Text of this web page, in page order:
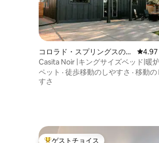
コロラド・スプリングスの一
軒家
レビ
4.97
Casita Noir |キングサイズベッド|暖
ェンス付き庭
ペット · 徒歩移動のしやすさ · 移動の
すさ
ゲストチョイス